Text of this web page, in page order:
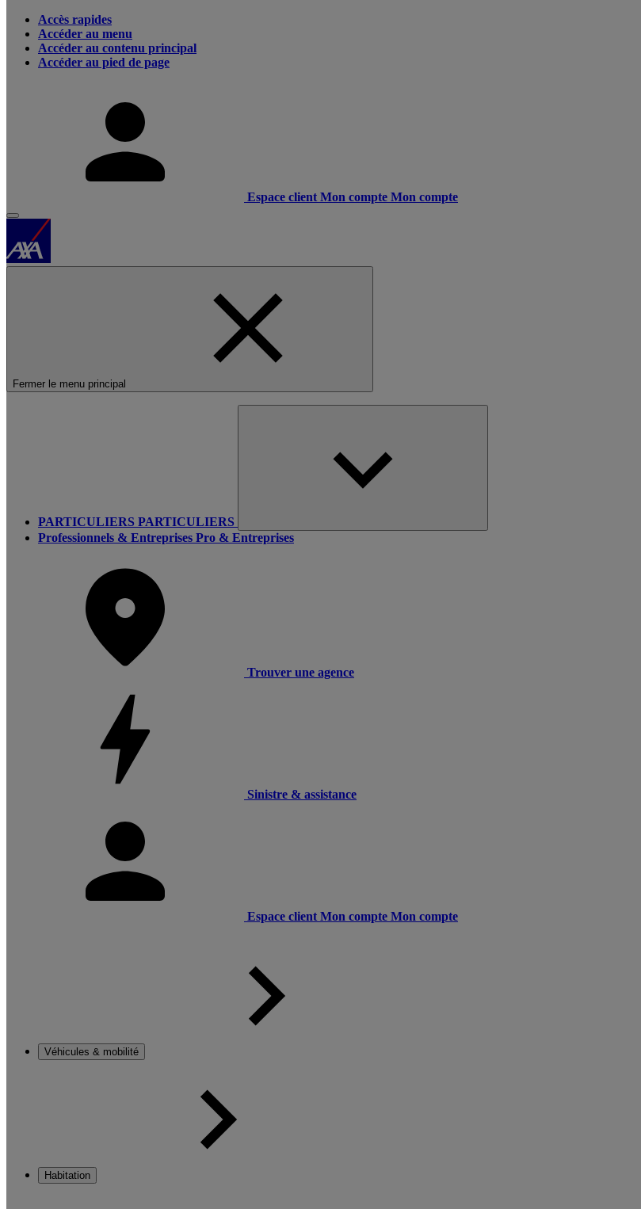
Accès rapides
Accéder au menu
Accéder au contenu principal
Accéder au pied de page
Espace client Mon compte Mon compte
Fermer le menu principal
PARTICULIERS PARTICULIERS
Professionnels & Entreprises Pro & Entreprises
Trouver une agence
Sinistre & assistance
Espace client Mon compte Mon compte
Véhicules & mobilité
Habitation